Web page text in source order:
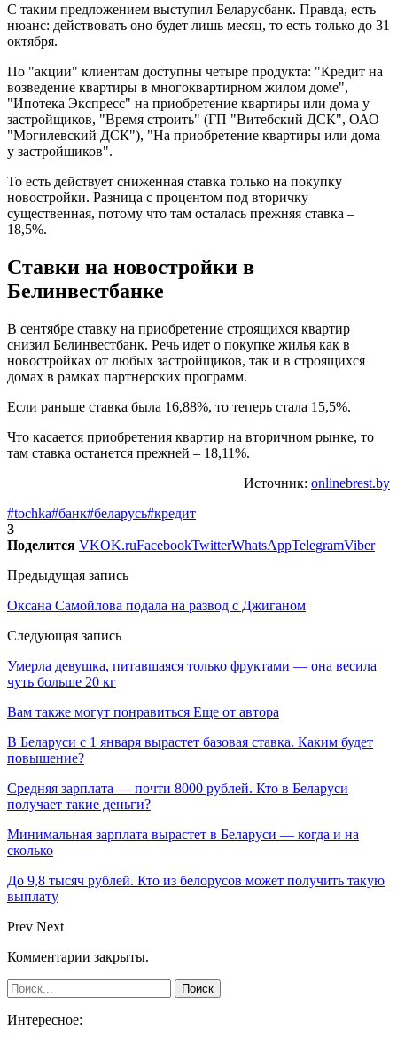
С таким предложением выступил Беларусбанк. Правда, есть
нюанс: действовать оно будет лишь месяц, то есть только до 31
октября.
По "акции" клиентам доступны четыре продукта: "Кредит на
возведение квартиры в многоквартирном жилом доме",
"Ипотека Экспресс" на приобретение квартиры или дома у
застройщиков, "Время строить" (ГП "Витебский ДСК", ОАО
"Могилевский ДСК"), "На приобретение квартиры или дома
у застройщиков".
То есть действует сниженная ставка только на покупку
новостройки. Разница с процентом под вторичку
существенная, потому что там осталась прежняя ставка –
18,5%.
Ставки на новостройки в
Белинвестбанке
В сентябре ставку на приобретение строящихся квартир
снизил Белинвестбанк. Речь идет о покупке жилья как в
новостройках от любых застройщиков, так и в строящихся
домах в рамках партнерских программ.
Если раньше ставка была 16,88%, то теперь стала 15,5%.
Что касается приобретения квартир на вторичном рынке, то
там ставка останется прежней – 18,11%.
Источник: onlinebrest.by
#tochka#банк#беларусь#кредит
3
Поделится VKOK.ruFacebookTwitterWhatsAppTelegramViber
Предыдущая запись
Оксана Самойлова подала на развод с Джиганом
Следующая запись
Умерла девушка, питавшаяся только фруктами — она весила
чуть больше 20 кг
Вам также могут понравиться Еще от автора
В Беларуси с 1 января вырастет базовая ставка. Каким будет
повышение?
Средняя зарплата — почти 8000 рублей. Кто в Беларуси
получает такие деньги?
Минимальная зарплата вырастет в Беларуси — когда и на
сколько
До 9,8 тысяч рублей. Кто из белорусов может получить такую
выплату
Prev Next
Комментарии закрыты.
Интересное: